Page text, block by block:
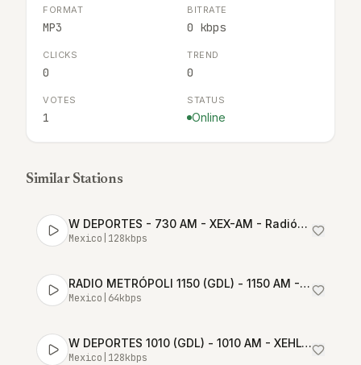
FORMAT
MP3
BITRATE
0 kbps
CLICKS
0
TREND
0
VOTES
1
STATUS
Online
Similar Stations
W DEPORTES - 730 AM - XEX-AM - Radiópolis - Ciudad de México
Mexico 128kbps
RADIO METRÓPOLI 1150 (GDL) - 1150 AM - XEAD-AM - Grupo Unidifusión - Guadalajara, Jalisco
Mexico 64kbps
W DEPORTES 1010 (GDL) - 1010 AM - XEHL-AM - Grupo Radio Cañón - Guadalajara, Jalisco
Mexico 128kbps